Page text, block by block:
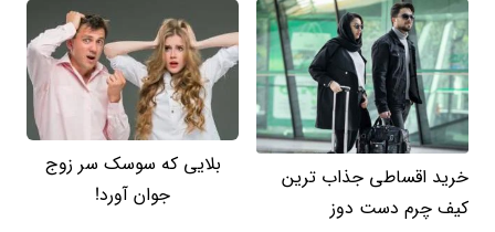
خرید اقساطی جذاب ترین
کیف چرم دست دوز
بلایی که سوسک سر زوج
جوان آورد!